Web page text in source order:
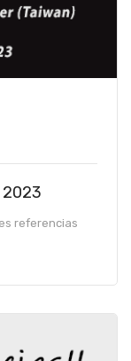
2023
referencias